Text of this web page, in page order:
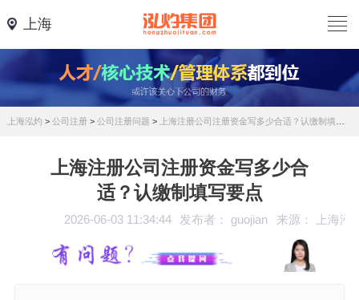
上海
上海泓灼 > 公司注册> 公司注册问题 > 上海注册公司注册资金写多少合适？认缴制填写要点
上海注册公司注册资金写多少合
适？认缴制填写要点
2026-06-03 11:34:44 发布者： guojian 来源： 上海泓